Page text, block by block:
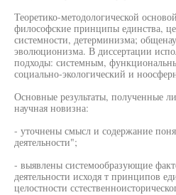
Теоретико-методологической
философские принципы единства,
системности, детерминизма;
эволюционизма. В диссертации
подходы: системным,
социально-экологический и
Основные результаты, полученные
научная новизна:
- уточнены смысл и содержание
деятельности";
- выявлены системообразующие
деятельности исходя т принципов
целостности